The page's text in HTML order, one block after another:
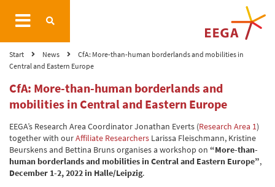
Start News
CfA: More-than-human borderlands and mobilities in
Central and Eastern Europe
CfA: More-than-human borderlands and
mobilities in Central and Eastern Europe
EEGA’s Research Area Coordinator Jonathan Everts (Research Area 1)
together with ourAffiliate Researchers Larissa Fleischmann, Kristine
Beurskens and Bettina Bruns organises a workshop on “More-than-
human borderlands and mobilities in Central and Eastern Europe”,
December 1-2, 2022 in Halle/Leipzig.